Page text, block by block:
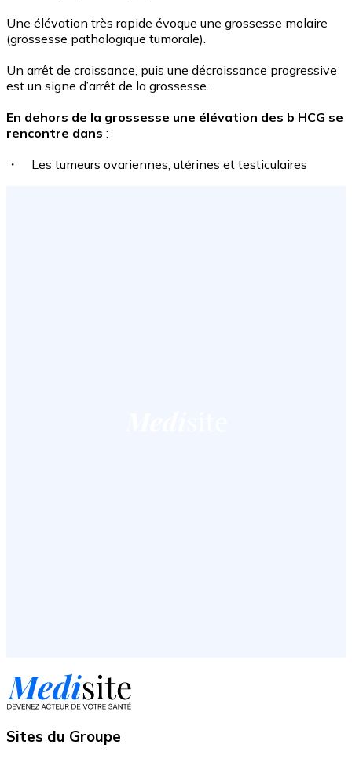
Une élévation très rapide évoque une grossesse molaire
(grossesse pathologique tumorale).
Un arrêt de croissance, puis une décroissance progressive
est un signe d’arrêt de la grossesse.
En dehors de la grossesse une élévation des b HCG se
rencontre dans :
・ Les tumeurs ovariennes, utérines et testiculaires
Sites du Groupe